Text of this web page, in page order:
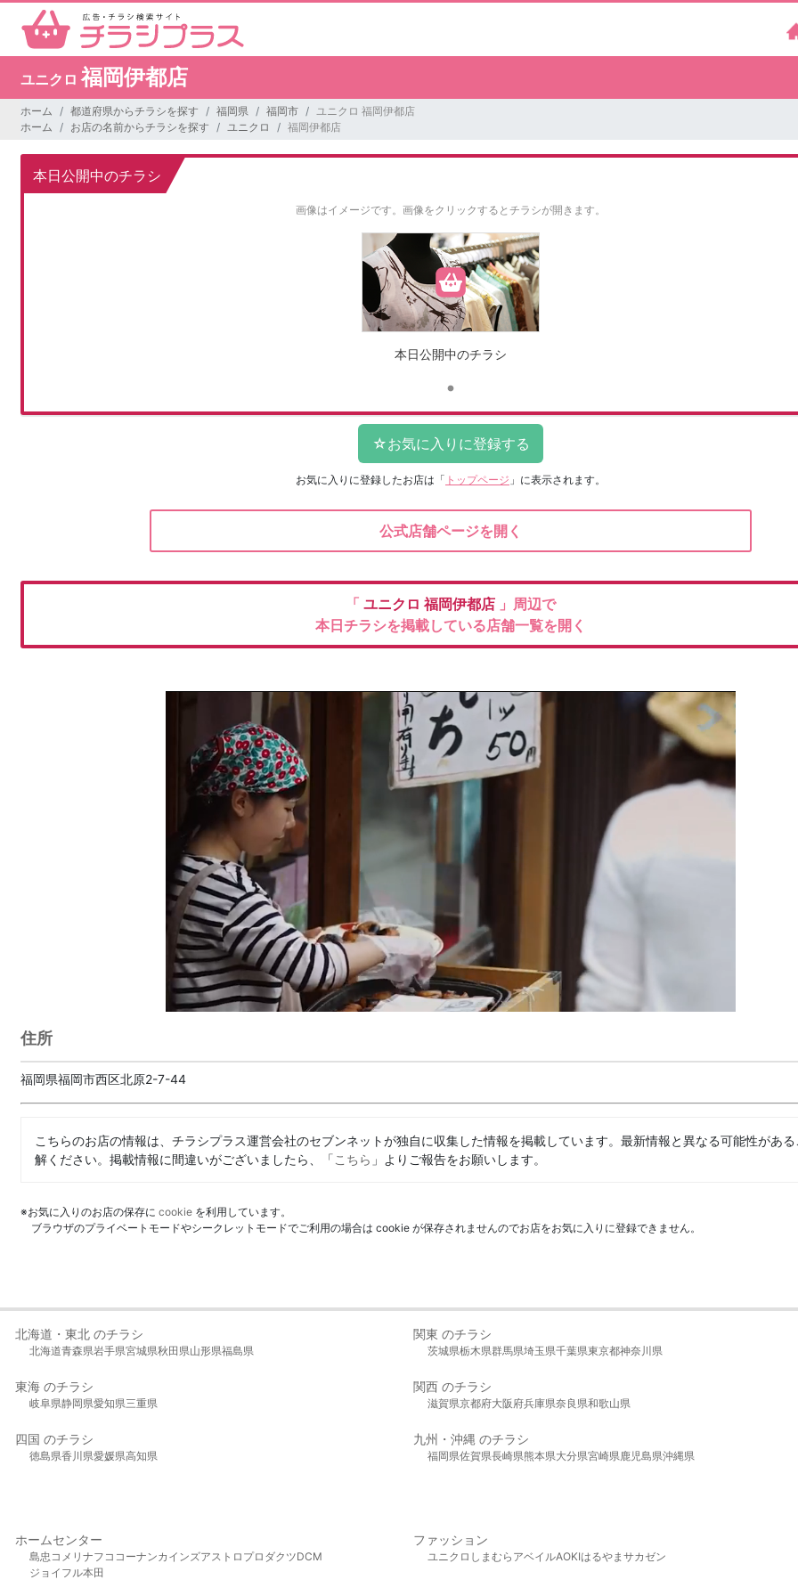
ユニクロ福岡伊都店
ホーム 都道府県からチラシを探す 福岡県 福岡市
ユニクロ 福岡伊都店
ホーム
お店の名前からチラシを探す ユニクロ 福岡伊都店
本日公開中のチラシ
画像はイメージです。 画像をクリックするとチラシが開きます。
本日公開中のチラシ
お気に入りに登録したお店は 「 トップページ 」に表示されます。
公式店舗ページを開く
「 ユニクロ 福岡伊都店 」周辺で
本日チラシを掲載している店舗一覧を開く
住所
福岡県福岡市西区北原2-7-44
こちらのお店の情報は、チラシプラス運営会社のセブンネットが独自に収集した情報を掲載しています。最新情報と異なる可能性があ
解ください。掲載情報に間違いがございましたら、「こちら 」よりご報告をお願いします。
※お気に入りのお店の保存に cookie を利用しています。
ブラウザのプライベートモードやシークレットモードでご利用の場合は cookie が保存されませんのでお店をお気に入りに登録できません。
北海道・東北 のチラシ
北海道青森県岩手県宮城県秋田県山形県福島県
関東 のチラシ
茨城県栃木県群馬県埼玉県千葉県東京都神奈川県
東海 のチラシ
岐阜県静岡県愛知県三重県
関西 のチラシ
滋賀県京都府大阪府兵庫県奈良県和歌山県
四国 のチラシ
徳島県香川県愛媛県高知県
九州・沖縄 のチラシ
福岡県佐賀県長崎県熊本県大分県宮崎県鹿児島県沖縄県
ホームセンター
島忠 コメリ ナフコ コーナンカインズアストロプロダクツDCM
ジョイフル本田
ファッション
ユニクロ しまむら アベイルAOKIはるやま サカゼン